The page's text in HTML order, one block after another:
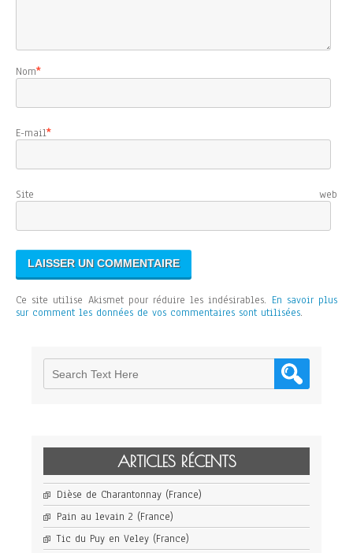
Nom*
E-mail*
Site web
Ce site utilise Akismet pour réduire les indésirables. En savoir plus
sur comment les données de vos commentaires sont utilisées.
ARTICLES RÉCENTS
Dièse de Charantonnay (France)
Pain au levain 2 (France)
Tic du Puy en Veley (France)